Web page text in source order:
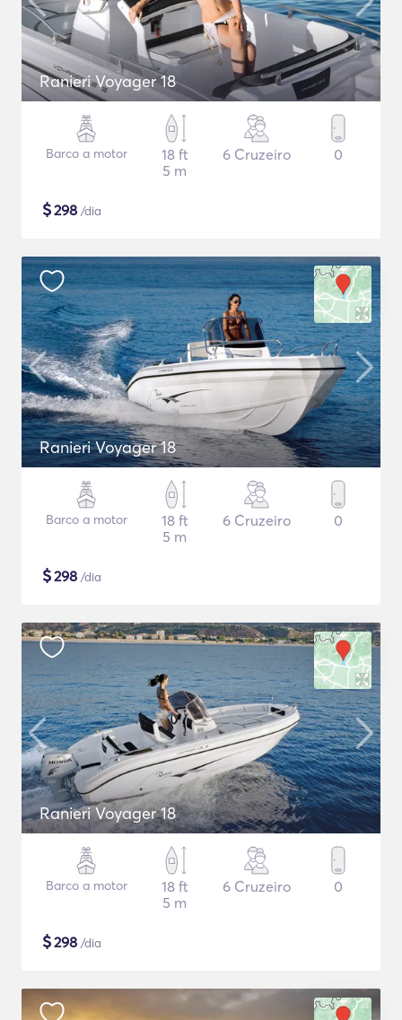
Ranieri Voyager 18
Barco a motor
18 ft
5 m
6 Cruzeiro 0
$298 /dia
Ranieri Voyager 18
Barco a motor
18 ft
5 m
6 Cruzeiro 0
$298 /dia
Ranieri Voyager 18
Barco a motor
18 ft
5 m
6 Cruzeiro 0
$298 /dia